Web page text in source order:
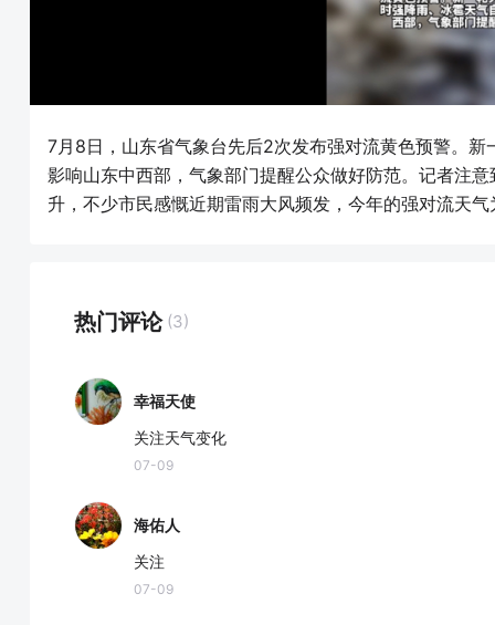
7月8日，山东省气象台先后2次发布强对流黄色预警。
影响山东中西部，气象部门提醒公众做好防范。记者注
升，不少市民感慨近期雷雨大风频发，今年的强对流天
热门评论 (3)
幸福天使
关注天气变化
07-09
海佑人
关注
07-09